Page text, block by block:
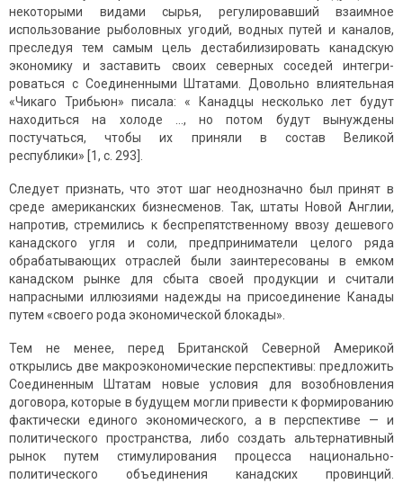
некоторыми видами сырья, регулировавший взаимное
использование рыболовных угодий, водных путей и каналов,
преследуя тем самым цель дестабилизировать канадскую
экономику и заставить своих северных соседей интегри­
роваться с Соединенными Штатами. Довольно влиятельная
«Чикаго Трибьюн» писала: « Канадцы несколько лет будут
находиться на холоде …, но потом будут вынуждены
постучаться, чтобы их приняли в состав Великой
республики» [1, c. 293].
Следует признать, что этот шаг неоднозначно был принят в
среде американских бизнесменов. Так, штаты Новой Англии,
напротив, стремились к беспрепятственному ввозу дешевого
канадского угля и соли, предприниматели целого ряда
обрабатывающих отраслей были заинтересованы в емком
канадском рынке для сбыта своей продукции и считали
напрасными иллюзиями надежды на присоединение Канады
путем «своего рода экономической блокады».
Тем не менее, перед Британской Северной Америкой
открылись две макроэкономические перспективы: предложить
Соединенным Штатам новые условия для возобновления
договора, которые в будущем могли привести к формированию
фактически единого экономического, а в перспективе — и
политического пространства, либо создать альтернативный
рынок путем стимулирования процесса национально-
политического объединения канадских провинций.